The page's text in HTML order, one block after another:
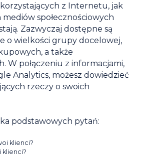
z Internetu, jak
społecznościowych
Zazwyczaj dostępne są
o wielkości grupy docelowej,
a także
W połączeniu z informacjami,
Analytics, możesz dowiedzieć
rzeczy o swoich
podstawowych pytań:
klienci?
klienci?